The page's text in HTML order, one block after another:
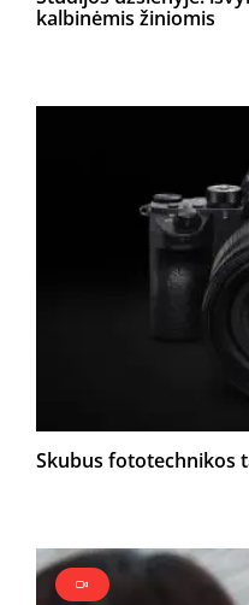
kalbinėmis žiniomis
Skubus fototechnikos